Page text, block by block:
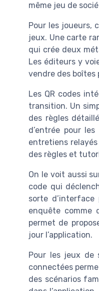
même jeu de
Pour les joueurs,
jeux. Une carte
qui crée deux
Les éditeurs y
vendre des boîtes
Les QR codes
transition. Un
des règles
d’entrée pour
entretiens
des règles et
On le voit aussi
code qui
sorte
enquête comme
permet de
jour l’application.
Pour les jeux de
connectées
des scénarios